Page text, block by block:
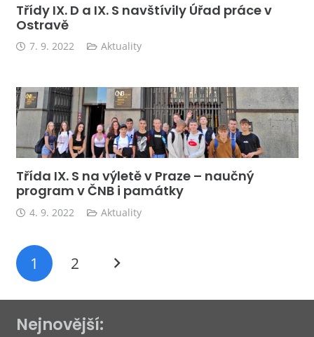
Třídy IX. D a IX. S navštívily Úřad práce v
Ostravě
7. 9. 2022 Aktuality
Třída IX. S na výletě v Praze – naučný
program v ČNB i památky
4. 9. 2022 Aktuality
1 2
Nejnovější: